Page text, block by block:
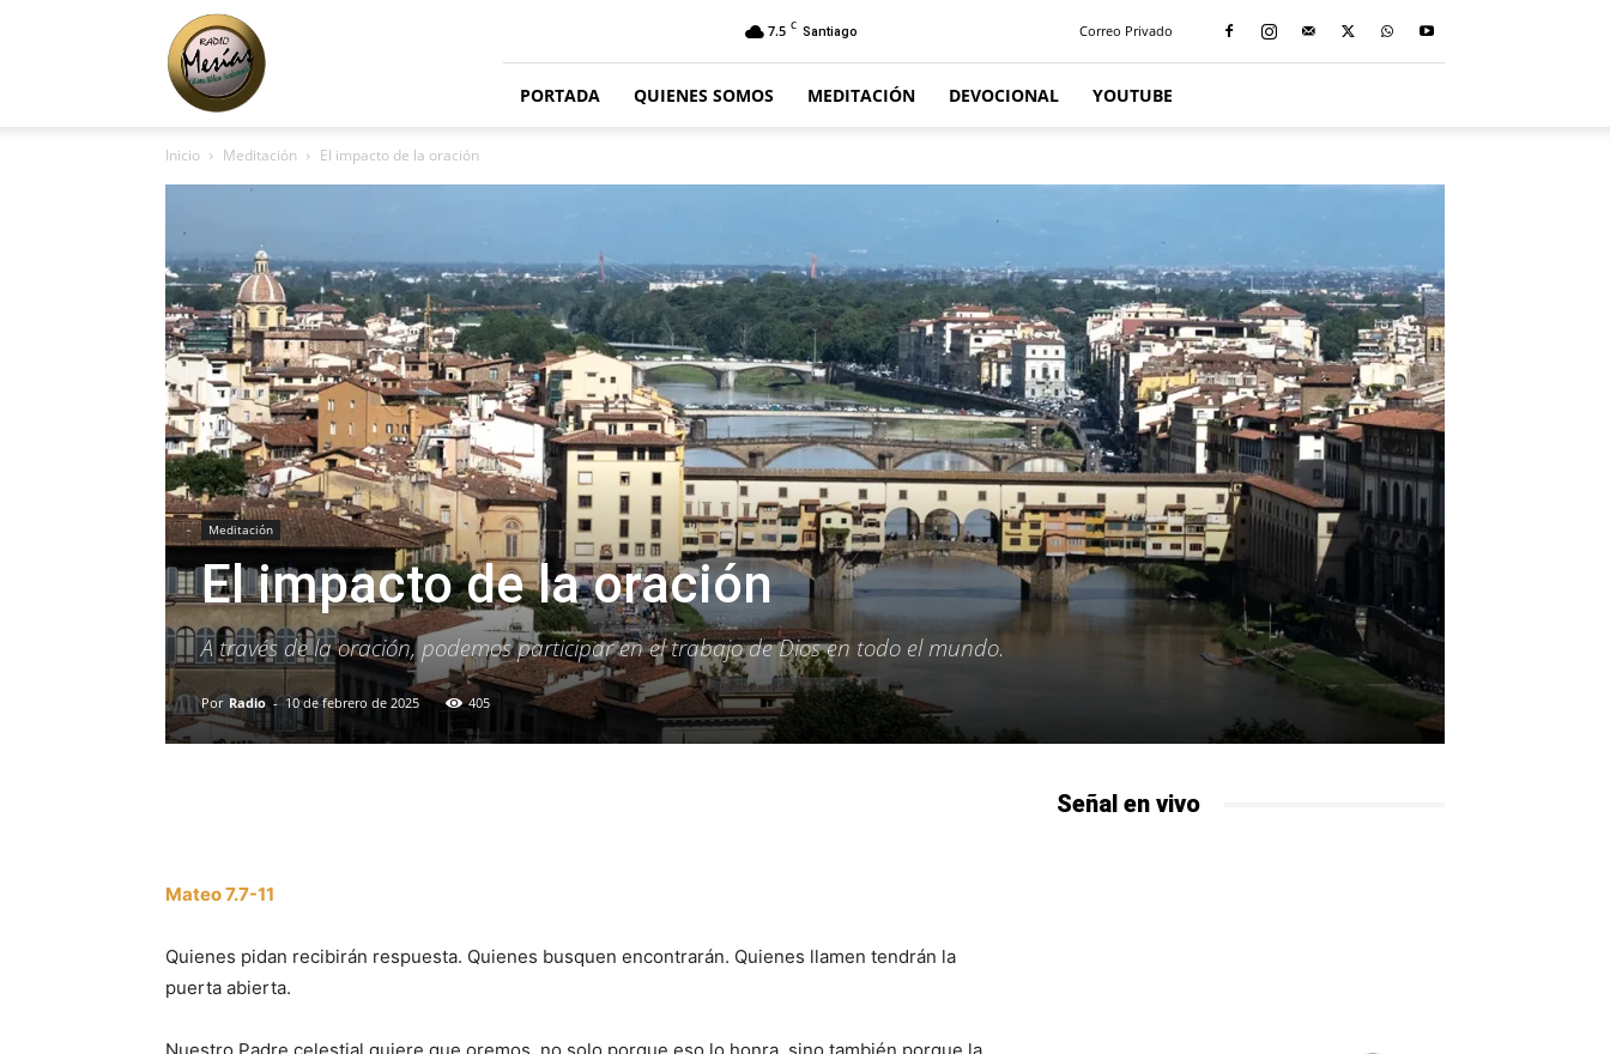
Radio
Mesías
7.5 C Santiago Correo Privado
PORTADA QUIENES SOMOS MEDITACIÓN DEVOCIONAL YOUTUBE
Inicio Meditación El impacto de la oración
Meditación
El impacto de la oración
A través de la oración, podemos participar en el trabajo de Dios en todo el mundo.
Por Radio - 10 de febrero de 2025 405
Mateo 7.7-11
Quienes pidan recibirán respuesta. Quienes busquen encontrarán. Quienes llamen tendrán la
puerta abierta.
Señal en vivo